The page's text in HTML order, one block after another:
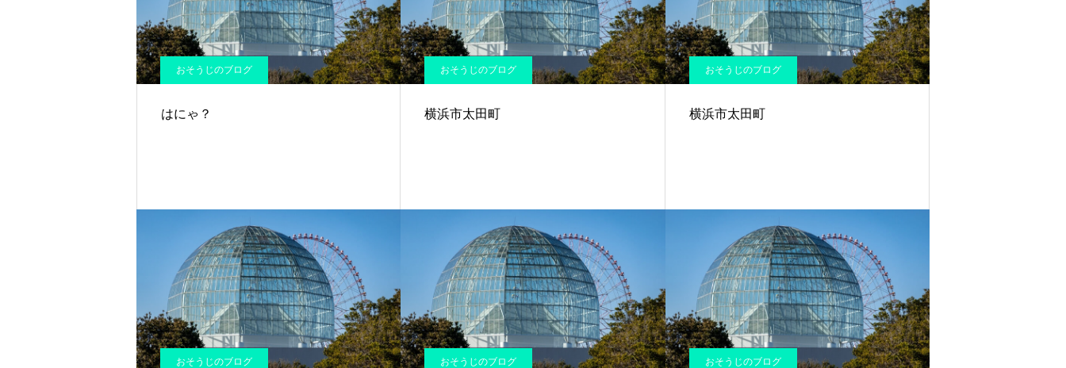
おそうじのブログ
はにゃ？
おそうじのブログ
横浜市太田町
おそうじのブログ
横浜市太田町
おそうじのブログ おそうじのブログ おそうじのブログ